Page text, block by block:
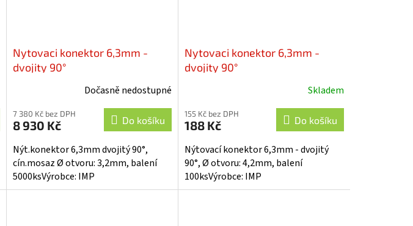
Nytovaci konektor 6,3mm -
dvojity 90°
Dočasně nedostupné
7 380 Kč bez DPH
8 930 Kč Do košíku
Nýt.konektor 6,3mm dvojitý 90°,
cín.mosaz Ø otvoru: 3,2mm, balení
5000ksVýrobce: IMP
Nytovaci konektor 6,3mm -
dvojity 90°
Skladem
155 Kč bez DPH
188 Kč Do košíku
Nýtovací konektor 6,3mm - dvojitý
90°, Ø otvoru: 4,2mm, balení
100ksVýrobce: IMP